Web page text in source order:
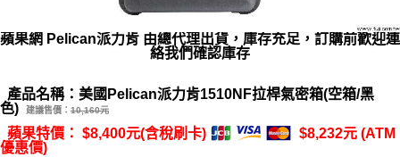
蘋果網 Pelican派力肯 由總代理出貨，庫存充足，訂購前歡迎連
絡我們確認庫存
產品名稱：美國Pelican派力肯1510NF拉桿氣密箱(空箱/黑
色)
建議售價： 10,160元
蘋果特價： $8,400元(含稅刷卡)
$8,232元 (ATM
優惠價)